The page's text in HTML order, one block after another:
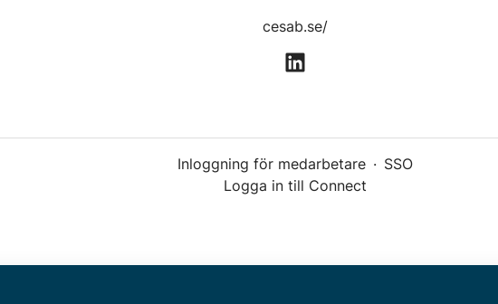
cesab.se/
Inloggning för medarbetare · SSO
Logga in till Connect